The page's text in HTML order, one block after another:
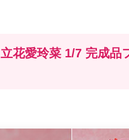
花愛玲菜 1/7 完成品